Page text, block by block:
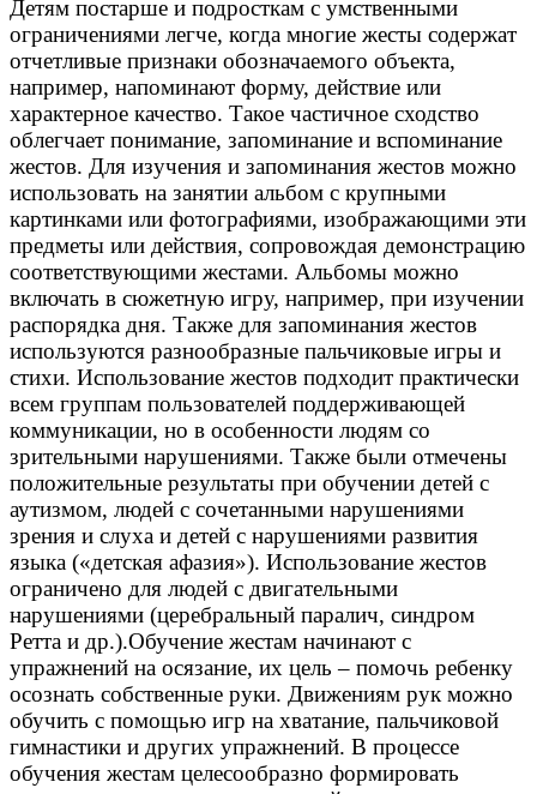
Детям постарше и подросткам с умственными
ограничениями легче, когда многие жесты содержат
отчетливые признаки обозначаемого объекта,
например, напоминают форму, действие или
характерное качество. Такое частичное сходство
облегчает понимание, запоминание и вспоминание
жестов. Для изучения и запоминания жестов можно
использовать на занятии альбом с крупными
картинками или фотографиями, изображающими эти
предметы или действия, сопровождая демонстрацию
соответствующими жестами. Альбомы можно
включать в сюжетную игру, например, при изучении
распорядка дня. Также для запоминания жестов
используются разнообразные пальчиковые игры и
стихи. Использование жестов подходит практически
всем группам пользователей поддерживающей
коммуникации, но в особенности людям со
зрительными нарушениями. Также были отмечены
положительные результаты при обучении детей с
аутизмом, людей с сочетанными нарушениями
зрения и слуха и детей с нарушениями развития
языка («детская афазия»). Использование жестов
ограничено для людей с двигательными
нарушениями (церебральный паралич, синдром
Ретта и др.).Обучение жестам начинают с
упражнений на осязание, их цель – помочь ребенку
осознать собственные руки. Движениям рук можно
обучить с помощью игр на хватание, пальчиковой
гимнастики и других упражнений. В процессе
обучения жестам целесообразно формировать